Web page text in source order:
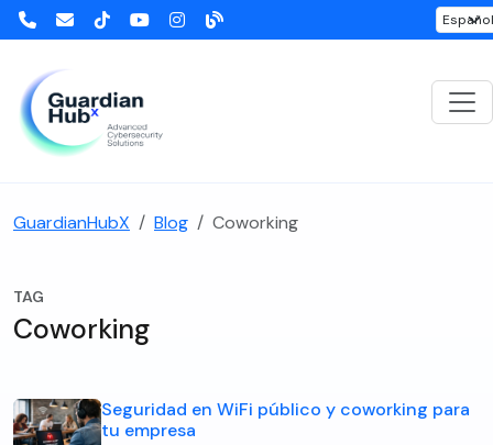
GuardianHubX Blog Coworking
TAG
Coworking
Seguridad en WiFi público y coworking para
tu empresa